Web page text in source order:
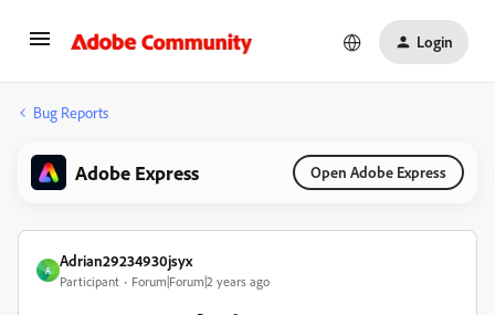
Login
Bug Reports
Adobe Express Open Adobe Express
A
Adrian29234930jsyx
Participant Forum|Forum|2 years ago